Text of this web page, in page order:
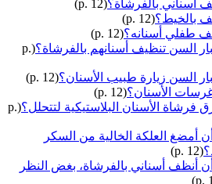
أسناني بالفرشاة؟(p. 12)
بالخيط؟(p. 12)
طفلي أسنانه؟(p. 12)
السن تنظيف أسنانهم بالفرشاة؟ (p.
السن زيارة طبيب الأسنان؟(p. 12)
الأسنان؟(p. 12)
الأسنان البلاستيكية لتتحلل؟ (p.
العلكة الخالية من السكر
(p. 12)
أسناني بالفرشاة، بغض النظر